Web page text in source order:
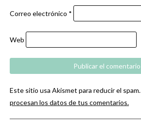
Correo electrónico *
Web
Este sitio usa Akismet para reducir el spam.
procesan los datos de tus comentarios.